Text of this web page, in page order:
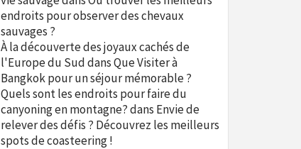
endroits pour observer des chevaux
sauvages ?
À la découverte des joyaux cachés de
l'Europe du SuddansQue Visiter à
Bangkok pour un séjour mémorable ?
Quels sont les endroits pour faire du
canyoning en montagne?dans Envie de
relever des défis ? Découvrez les meilleurs
spots de coasteering !